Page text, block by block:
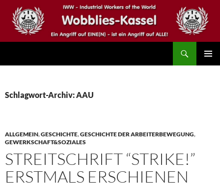
Inhalt
springen
Schlagwort-Archiv: AAU
ALLGEMEIN,GESCHICHTE,GESCHICHTE DER ARBEITERBEWEGUNG,
GEWERKSCHAFT&SOZIALES
STREITSCHRIFT “STRIKE!”
ERSTMALS ERSCHIENEN